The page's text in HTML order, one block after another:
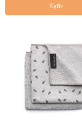
Купи